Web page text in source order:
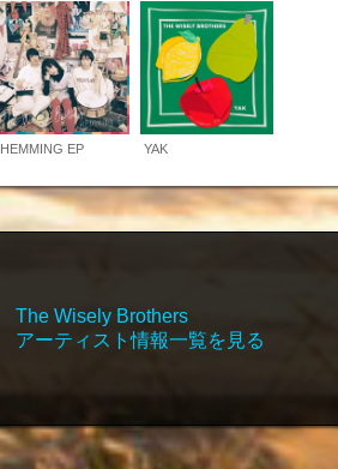
HEMMING EP YAK
The Wisely Brothers
アーティスト情報一覧を見る